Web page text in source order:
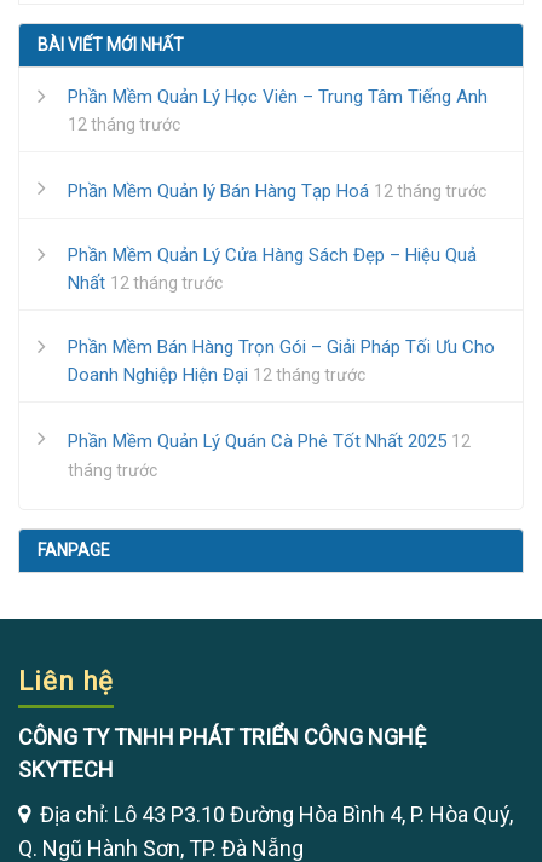
BÀI VIẾT MỚI NHẤT
Phần Mềm Quản Lý Học Viên – Trung Tâm Tiếng Anh
12 tháng trước
Phần Mềm Quản lý Bán Hàng Tạp Hoá 12 tháng trước
Phần Mềm Quản Lý Cửa Hàng Sách Đẹp – Hiệu Quả
Nhất 12 tháng trước
Phần Mềm Bán Hàng Trọn Gói – Giải Pháp Tối Ưu Cho
Doanh Nghiệp Hiện Đại 12 tháng trước
Phần Mềm Quản Lý Quán Cà Phê Tốt Nhất 2025 12
tháng trước
FANPAGE
Liên hệ
CÔNG TY TNHH PHÁT TRIỂN CÔNG NGHỆ
SKYTECH
Địa chỉ: Lô 43 P3.10 Đường Hòa Bình 4, P. Hòa Quý,
Q. Ngũ Hành Sơn, TP. Đà Nẵng